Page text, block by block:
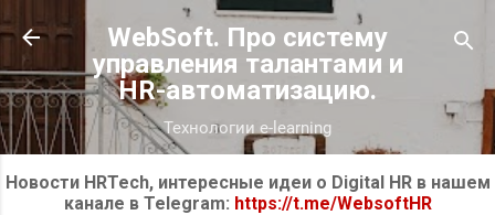
К основному контенту
WebSoft. Про систему
управления талантами и
HR-автоматизацию.
Технологии e-learning
Новости HRTech, интересные идеи о Digital HR в нашем
канале в Telegram: https://t.me/WebsoftHR